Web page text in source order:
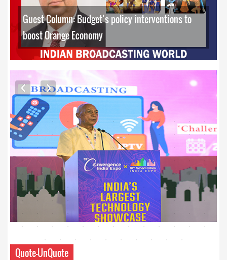
Guest Column: Budget’s policy interventions to
boost Orange Economy
EXCLUSIVE PHOTOS
Quote-UnQuote